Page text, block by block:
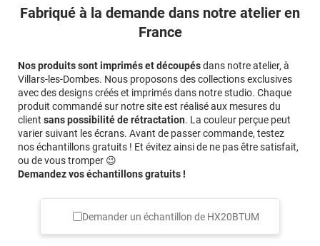
Fabriqué à la demande dans notre atelier en
France
Nos produits sont imprimés et découpésdans notre atelier, à
Villars-les-Dombes. Nous proposons des collections exclusives
avec des designs créés et imprimés dans notre studio. Chaque
produit commandé sur notre site est réalisé aux mesures du
client sans possibilité de rétractation. La couleur perçue peut
varier suivant les écrans. Avant de passer commande, testez
nos échantillons gratuits ! Et évitez ainsi de ne pas être satisfait,
ou de vous tromper 😉
Demandez vos échantillons gratuits !
Demander un échantillon de HX20BTUM